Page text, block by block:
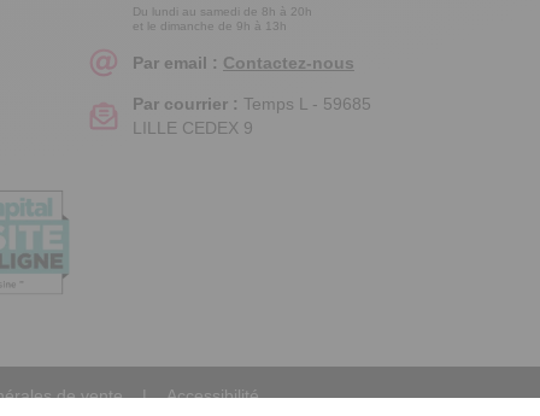
Du lundi au samedi de 8h à 20h
et le dimanche de 9h à 13h
Par email : Contactez-nous
Par courrier : Temps L - 59685
LILLE CEDEX 9
de vente Accessibilité